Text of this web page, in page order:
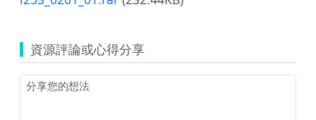
資源評論或心得分享